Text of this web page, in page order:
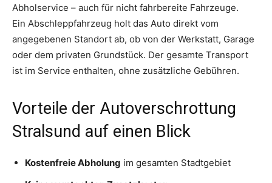
Abholservice – auch für nicht fahrbereite Fahrzeuge.
Ein Abschleppfahrzeug holt das Auto direkt vom
angegebenen Standort ab, ob von der Werkstatt, Garage
oder dem privaten Grundstück. Der gesamte Transport
ist im Service enthalten, ohne zusätzliche Gebühren.
Vorteile der Autoverschrottung
Stralsund auf einen Blick
Kostenfreie Abholung im gesamten Stadtgebiet